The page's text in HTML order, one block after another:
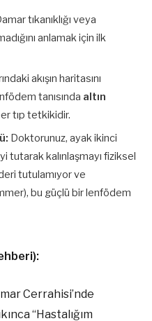
tıkanıklığı veya
anlamak için ilk
akışın haritasını
tanısında altın
tıp tetkikidir.
Doktorunuz, ayak ikinci
tutarak kalınlaşmayı fiziksel
tutulamıyor ve
bu güçlü bir lenfödem
Cerrahisi’nde
“Hastalığım